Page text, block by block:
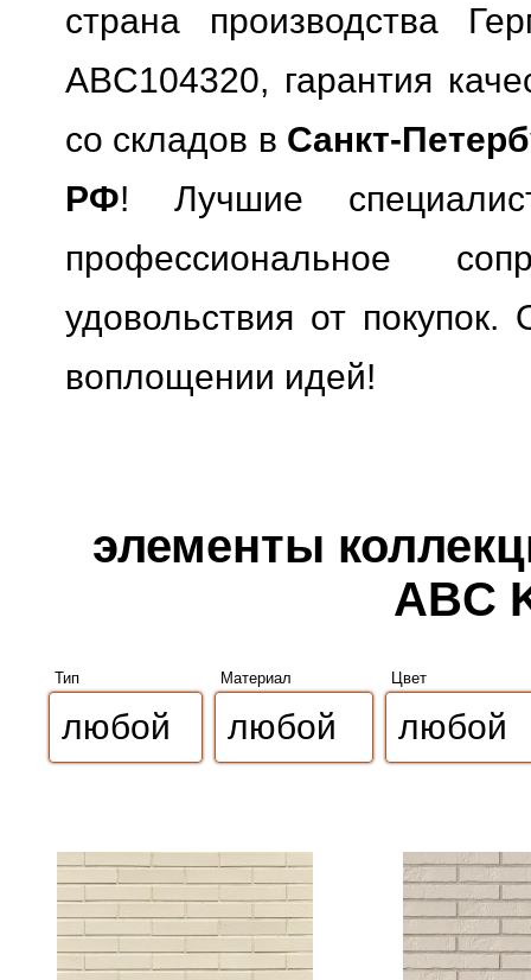
страна производства
ABC104320, гарантия
со складов в Санкт-
РФ! Лучшие
профессиональное
удовольствия от
воплощении идей!
элементы
ABC
Тип Материал Цвет